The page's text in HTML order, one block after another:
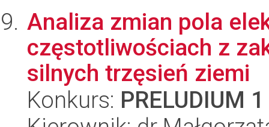
Analiza zmian pola
częstotliwościach z
silnych trzęsień ziemi
Konkurs: PRELUDIUM 1